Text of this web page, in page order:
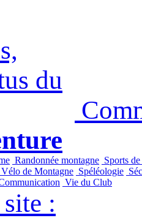
Randonnée montagne Sports
Vélo de Montagne Spéléologie
Vie du Club
: